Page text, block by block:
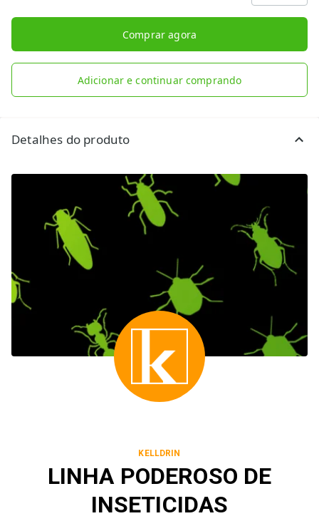
Comprar agora
Adicionar e continuar comprando
Detalhes do produto
KELLDRIN
LINHA PODEROSO DE
INSETICIDAS